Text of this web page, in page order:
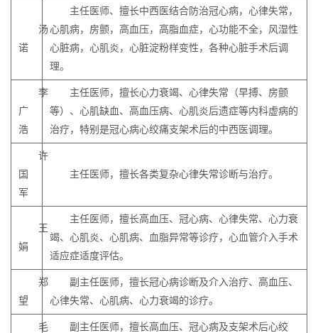
汤
诺
主任医师、擅长中西医结合防治冠心病，心律失常，
心肌病，房颤，高血压，高脂血症，心功能不全，风湿性
心脏病，心肌炎，心脏淀粉样变性，各种心脏手术后调
理。
李
广
浩
主任医师，擅长心力衰竭、心律失常（早搏、房颤
等）、心肌缺血、高血压病、心肌炎后遗症等内科虚病的
治疗，特别是冠心病心绞痛支架术后的中西医调理。
许
国
军
主任医师，擅长各类复杂心律失常诊断与治疗。
王
娟
主任医师，擅长高血压、冠心病、心律失常、心力衰
竭、心肌炎、心肌病、血脂异常等诊疗，心血管介入手术
适应症适度评估。
郑
望
副主任医师，擅长冠心病诊断及介入治疗、高血压、
心律失常、心肌病、心力衰竭的诊疗。
毛
副主任医师，擅长高血压、冠心病及支架术后心绞